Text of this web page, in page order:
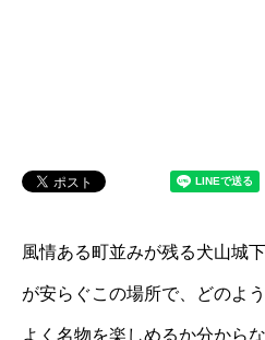
風情ある町並みが残る犬山城
が安らぐこの場所で、どのよ
よく名物を楽しめるか分から